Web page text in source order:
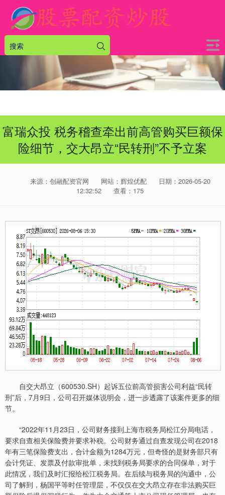
富瑞众投 税务稽查牵出前高管购买巨额保
险细节，交大昂立“民转刑”不予立案
来源：创融配资官网 网站：辉煌优配
日期：2026-05-20
12:32:52
查看：175
自交大昂立（600530.SH）起诉五位前高管损害公司利益“民转
刑”后，7月9日，公司召开媒体说明会，进一步透露了该案件更多的细
节。
“2022年11月23日，公司财务接到上海市税务局松江分局电话，
要求自查相关保险费并要求补税。公司财务通过自查发现公司在2018
年有三笔保险费支出，合计金额为1284万元，但奇怪的是财务部只有
会计凭证、发票及付款审批单，未找到税务局要求的合同保单，对于
此情况，我们及时汇报给松江税务局。在后续与税务局的沟通中，公
司了解到，杨国平等时任管理层，不仅仅在交大昂立存在非法购买巨